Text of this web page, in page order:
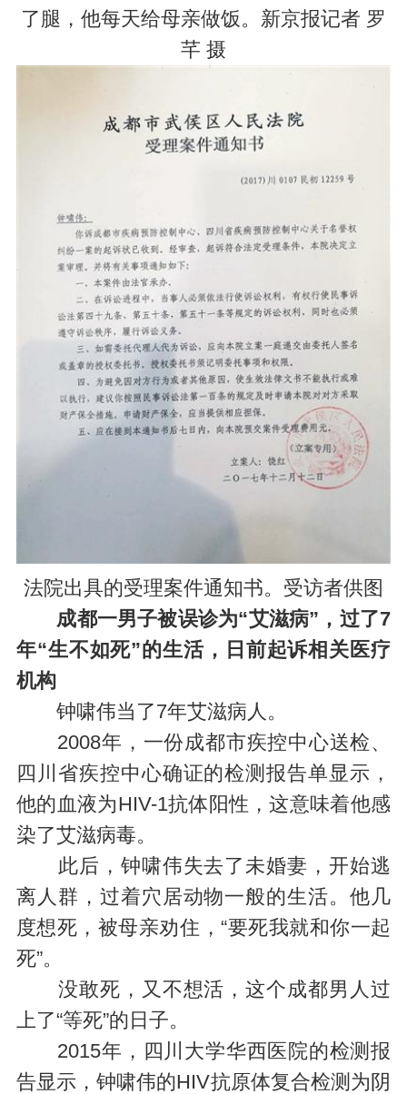
了腿，他每天给母亲做饭。新京报记者 罗
芊 摄
法院出具的受理案件通知书。受访者供图
成都一男子被误诊为“艾滋病”，过了7
年“生不如死”的生活，日前起诉相关医疗
机构
钟啸伟当了7年艾滋病人。
2008年，一份成都市疾控中心送检、
四川省疾控中心确证的检测报告单显示，
他的血液为HIV-1抗体阳性，这意味着他感
染了艾滋病毒。
此后，钟啸伟失去了未婚妻，开始逃
离人群，过着穴居动物一般的生活。他几
度想死，被母亲劝住，“要死我就和你一起
死”。
没敢死，又不想活，这个成都男人过
上了“等死”的日子。
2015年，四川大学华西医院的检测报
告显示，钟啸伟的HIV抗原体复合检测为阴